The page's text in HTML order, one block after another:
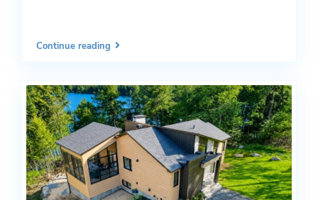
Continue reading